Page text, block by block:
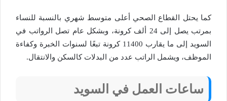
كما يحتل القطاع الصحي أعلى متوسط شهري بالنسبة للنساء
بمرتب يصل إلى 24 ألف كرونة، وبشكل عام تصل الرواتب في
السويد إلى ما يقارب 11400 كرونة تبعًا لسنوات الخبرة وكفاءة
الموظف، ويشمل الراتب عدد من البدلات كالسكن والانتقال.
ساعات العمل في السويد